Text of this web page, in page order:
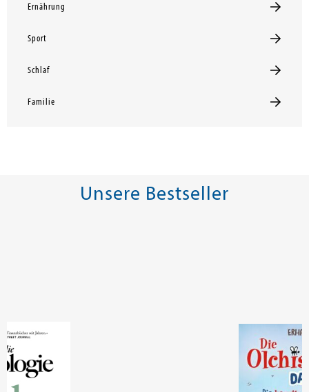
Ernährung
Sport
Schlaf
Familie
Unsere Bestseller